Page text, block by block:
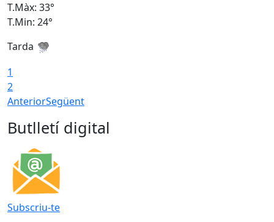
T.Màx: 33°
T.Min: 24°
Tarda
1
2
AnteriorSegüent
Butlletí digital
Subscriu-te